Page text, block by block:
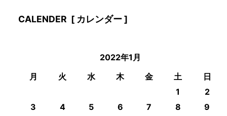
CALENDER [ カレンダー ]
2022年1月
月
火 水 木 金 土
日
1
2
3
4 5 6 7 8
9